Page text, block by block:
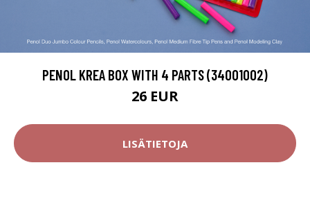
PENOL KREA BOX WITH 4 PARTS (34001002)
26 EUR
LISÄTIETOJA